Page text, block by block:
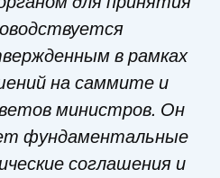
в рамках
на саммите и
министров. Он
фундаментальные
соглашения и